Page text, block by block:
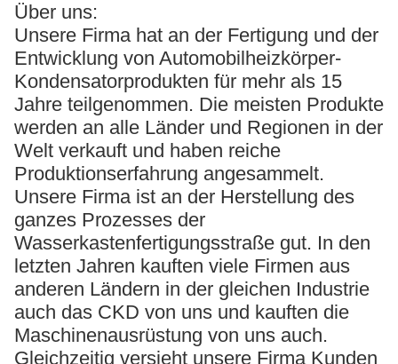
Über uns:
Unsere Firma hat an der Fertigung und der
Entwicklung von Automobilheizkörper-
Kondensatorprodukten für mehr als 15
Jahre teilgenommen. Die meisten Produkte
werden an alle Länder und Regionen in der
Welt verkauft und haben reiche
Produktionserfahrung angesammelt.
Unsere Firma ist an der Herstellung des
ganzes Prozesses der
Wasserkastenfertigungsstraße gut. In den
letzten Jahren kauften viele Firmen aus
anderen Ländern in der gleichen Industrie
auch das CKD von uns und kauften die
Maschinenausrüstung von uns auch.
Gleichzeitig versieht unsere Firma Kunden